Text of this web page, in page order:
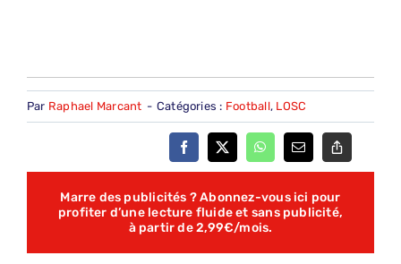
Par Raphael Marcant - Catégories : Football, LOSC
Marre des publicités ? Abonnez-vous ici pour
profiter d’une lecture fluide et sans publicité,
à partir de 2,99€/mois.